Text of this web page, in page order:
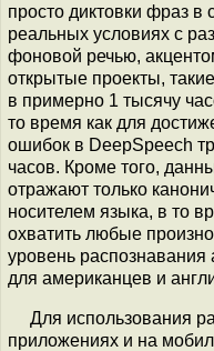
просто диктовки фраз
реальных условиях с
фоновой речью,
открытые проекты,
в примерно 1 тысячу
то время как для
ошибок в DeepSpeech
часов. Кроме того,
отражают только
носителем языка, в то
охватить любые
уровень распознавания
для американцев и
Для использования
приложениях и на